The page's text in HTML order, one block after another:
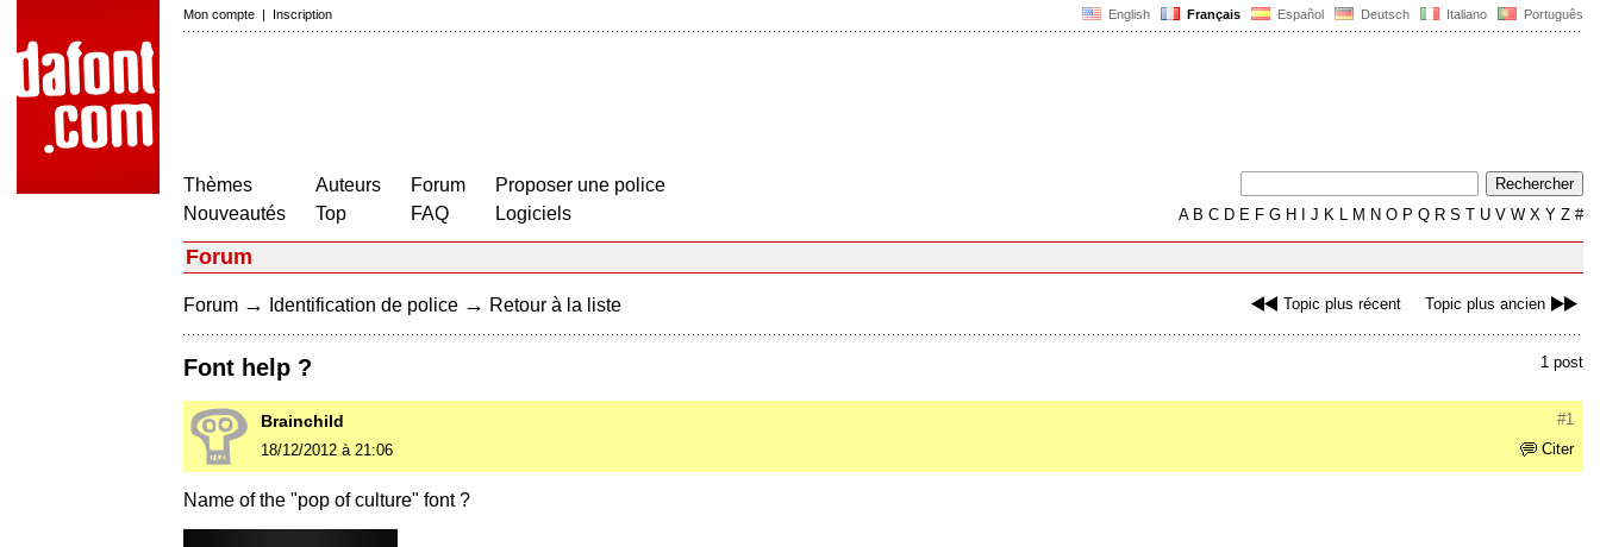
English Français Español Deutsch Italiano Português
Mon compte | Inscription
Thèmes
Nouveautés
Auteurs
Top
Forum
FAQ
Proposer une police
Logiciels
AB C D E F G H J K L M N O P Q R S T U V W X Y Z #
Forum
Topic plus récent Topic plus ancien
Forum → Identification de police → Retour à la liste
1 post
Font help ?
#1
Brainchild
Citer
18/12/2012 à 21:06
Name of the "pop of culture" font ?